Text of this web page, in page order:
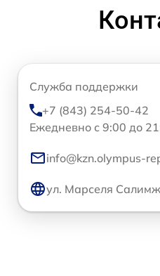
Служба поддержки
+7 (843) 254-50-42
Ежедневно с 9:00 до
info@kzn.olympus-
ул. Марселя